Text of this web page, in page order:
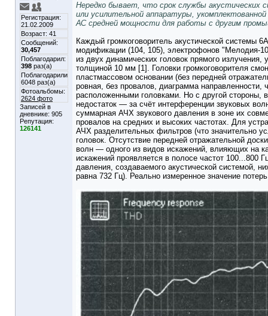
Регистрация:
21.02.2009
Возраст: 41
Сообщений:
30,457
Поблагодарил:
398 раз(а)
Поблагодарили
6048 раз(а)
Фотоальбомы:
2624 фото
Записей в
дневнике: 905
Репутация:
126141
Нередко бывает, что срок службы
или усилительной аппаратуры,
АС средней мощности для работы с другим
Каждый громкоговоритель акустической системы
модификации (104, 105), электрофонов "Мелодия-
из двух динамических головок прямого
толщиной 10 мм [1]. Головки громкоговорителя
пластмассовом основании (без передней
ровная, без провалов, диаграмма
расположенными головками. Но с другой стороны,
недостаток — за счёт интерференции звуковых
суммарная АЧХ звукового давления в зоне их
провалов на средних и высоких частотах. Для
АЧХ разделительных фильтров (что значительно
головок. Отсутствие передней отражательной
волн — одного из видов искажений, влияющих на
искажений проявляется в полосе частот 100...800
давления, создаваемого акустической системой,
равна 732 Гц). Реально измеренное значение